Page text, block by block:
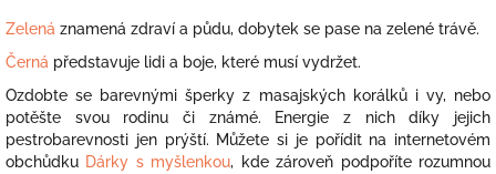
Zelená znamená zdraví a půdu, dobytek se pase na zelené trávě.
Černá představuje lidi a boje, které musí vydržet.
Ozdobte se barevnými šperky z masajských korálků i vy, nebo
potěšte svou rodinu či známé. Energie z nich díky jejich
pestrobarevnosti jen prýští. Můžete si je pořídit na internetovém
obchůdku Dárky s myšlenkou, kde zároveň podpoříte rozumnou